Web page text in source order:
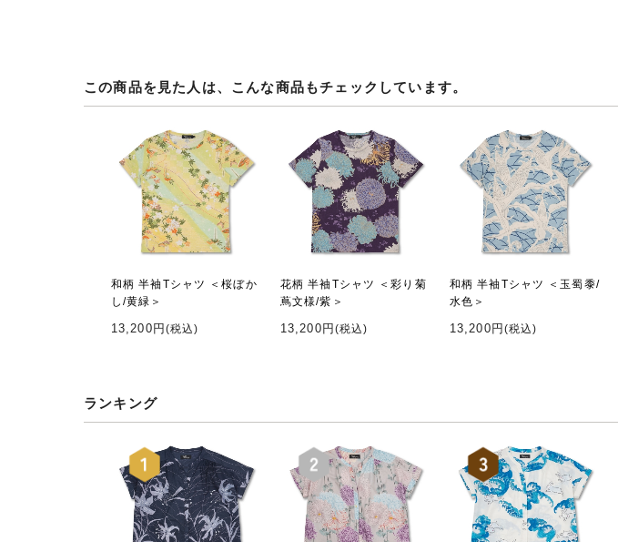
この商品を見た人は、こんな商品もチェックしています。
和柄 半袖Tシャツ ＜桜ぼか
し/黄緑＞
13,200円 (税込)
花柄 半袖Tシャツ ＜彩り菊
蔦文様/紫＞
13,200円 (税込)
和柄 半袖Tシャツ ＜玉蜀黍/
水色＞
13,200円 (税込)
ランキング